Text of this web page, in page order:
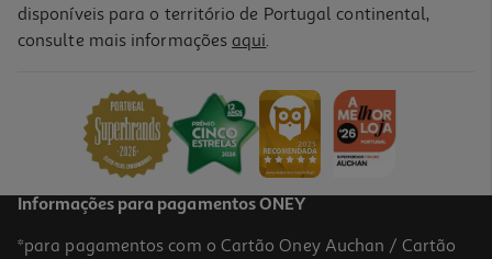
4.8
Creme Vegetal P/barrar Planta Original 1kg
Price reduced from
disponíveis para o território de Portugal continental,
consulte mais informações aqui.
Informações para pagamentos ONEY
*para pagamentos com o Cartão Oney Auchan / Cartão